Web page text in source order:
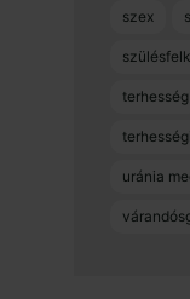
szex
terhesség
uránia